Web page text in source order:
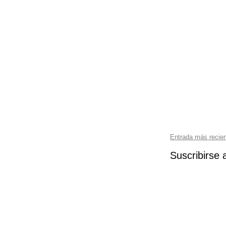
Entrada más
Suscribirse